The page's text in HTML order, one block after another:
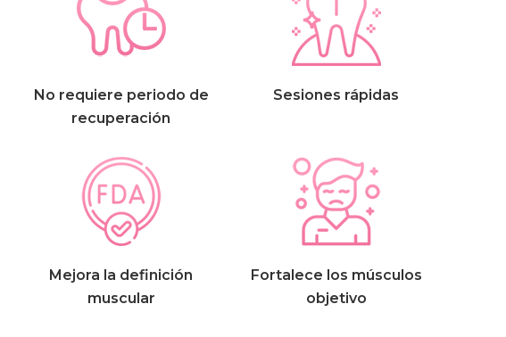
No requiere periodo de
recuperación
Sesiones rápidas
Mejora la definición
muscular
Fortalece los músculos
objetivo